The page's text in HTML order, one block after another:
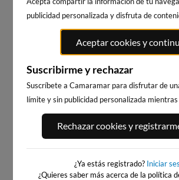
WEBCAMS
PORT ANDRATX
5km · Andratx
PLAYA
0.1 m CHOPI
publicidad personalizada y disfruta de
Aceptar cookies y
Suscribirme y rechazar
Suscríbete a Camaramar para disfrutar de
límite y sin publicidad personalizada mientras
Rechazar cookies y
¿Ya estás registrado? Iniciar
¿Quieres saber más acerca de la política